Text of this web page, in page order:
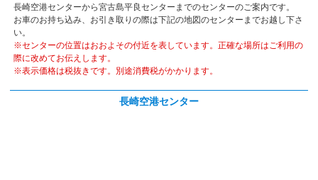
長崎空港センターから宮古島平良センターまでのセンターのご案内です。
お車のお持ち込み、お引き取りの際は下記の地図のセンターまでお越し下さ
い。
※センターの位置はおおよその付近を表しています。正確な場所はご利用の
際に改めてお伝えします。
※表示価格は税抜きです。別途消費税がかかります。
長崎空港センター